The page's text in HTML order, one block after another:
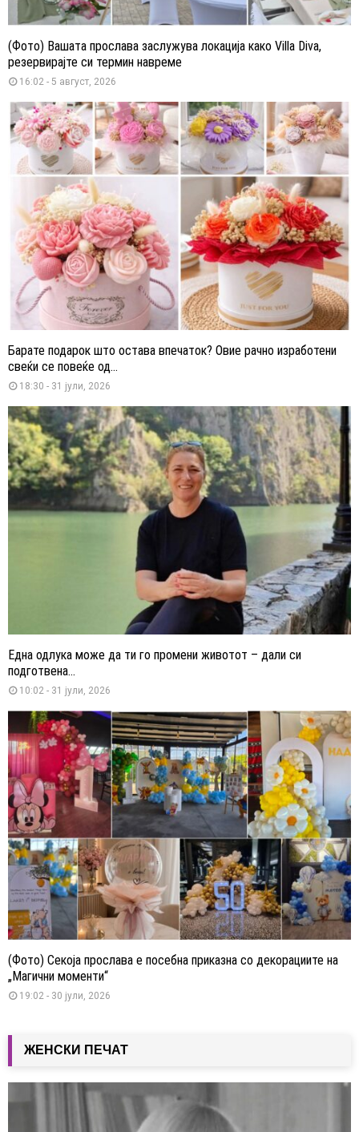
(Фото) Вашата прослава заслужува локација како Villa Diva,
резервирајте си термин навреме
16:02 - 5 август, 2026
Барате подарок што остава впечаток? Овие рачно изработени
свеќи се повеќе од...
18:30 - 31 јули, 2026
Една одлука може да ти го промени животот – дали си
подготвена...
10:02 - 31 јули, 2026
(Фото) Секоја прослава е посебна приказна со декорациите на
„Магични моменти“
19:02 - 30 јули, 2026
ЖЕНСКИ ПЕЧАТ